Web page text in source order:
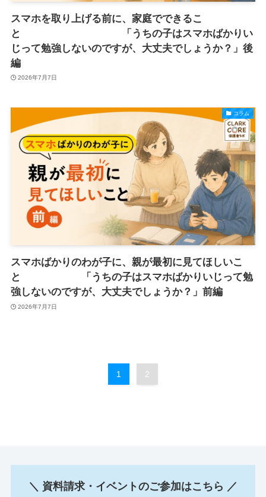
スマホを取り上げる前に、家庭でできるこ
と 「うちの子はスマホばかりい
じって勉強しないのですが、大丈夫でしょうか？」後
編
2026年7月7日
コラム
スマホばかりのわが子に、親が最初に見てほしいこ
と 「うちの子はスマホばかりいじって勉
強しないのですが、大丈夫でしょうか？」前編
2026年7月7日
1 2
＼ 資料請求・イベントのご参加はこちら ／